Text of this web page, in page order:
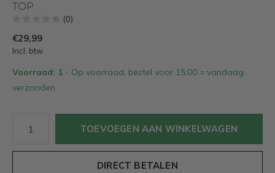
TOP
(0)
€29,99
Incl. btw
Voorraad: 1 - Op voorraad, bestel voor 15:00 = vandaag
verzonden
TOEVOEGEN AAN WINKELWAGEN
DIRECT BETALEN